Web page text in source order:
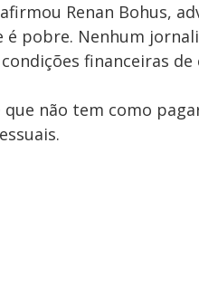
Renan Bohus,
é pobre. Nenhum
financeiras
que não tem como